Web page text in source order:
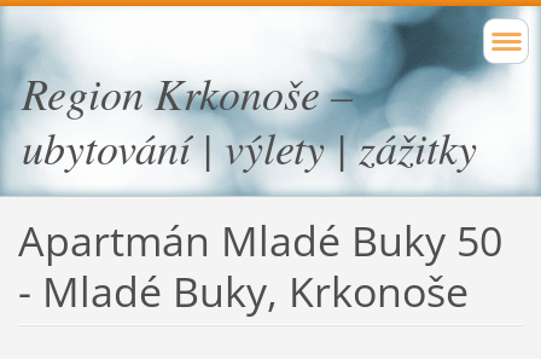
Region Krkonoše –
ubytování | výlety | zážitky
Apartmán Mladé Buky 50
- Mladé Buky, Krkonoše